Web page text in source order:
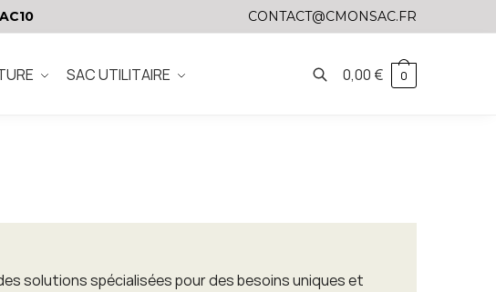
CONTACT@CMONSAC.FR
SAC UTILITAIRE 0,00 € 0
solutions spécialisées pour des besoins uniques et